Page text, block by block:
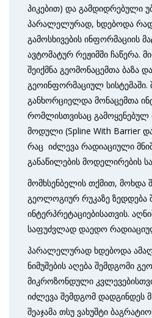
პიკებით) და გამდიდრებული
პარალელურად, ხდებოდა
გამოსხივების ინფორმაციის
ავტომატურ რეჟიმში ჩაწერა.
შეიქმნა გეომონაცემთა ბაზა
გეოინფორმაციულ სისტემაში.
განხორციელდა მონაცემთა
რომლისთვისაც გამოყენებულ
მოდული (Spline With Barrier
რაც იძლევა რადიაციული
განაწილების მოდელირების
მომხსენბელის თქმით, მოხდა
გეოლოგიურ რუკაზე ზედდება
ინტერპრეტაციებისათვის.
საფუძვლად დაედო
პარალელურად ხდებოდა
ნიმუშების აღება შემდგომი
მიკროზონდული
იძლევა შემდგომ დადგინდეს
შეაჯამა თსუ ვახუშტი